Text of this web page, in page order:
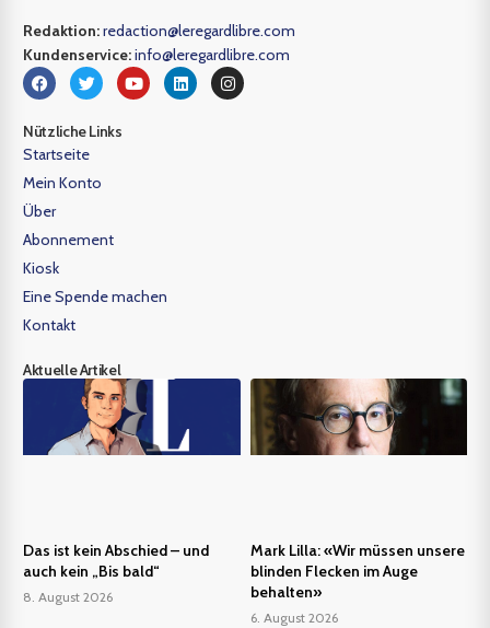
Redaktion:redaction@leregardlibre.com
Kundenservice:info@leregardlibre.com
Nützliche Links
Startseite
Mein Konto
Über
Abonnement
Kiosk
Eine Spende machen
Kontakt
Aktuelle Artikel
Das ist kein Abschied – und
auch kein „Bis bald“
8. August 2026
Mark Lilla: «Wir müssen unsere
blinden Flecken im Auge
behalten»
6. August 2026